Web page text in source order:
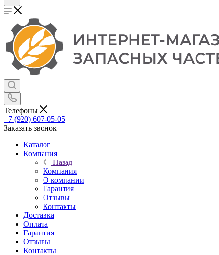
Телефоны
+7 (920) 607-05-05
Заказать звонок
Каталог
Компания
Назад
Компания
О компании
Гарантия
Отзывы
Контакты
Доставка
Оплата
Гарантия
Отзывы
Контакты